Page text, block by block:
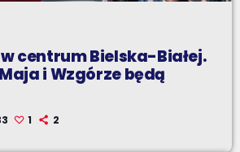
centrum Bielska-Białej.
i Wzgórze będą
1 2